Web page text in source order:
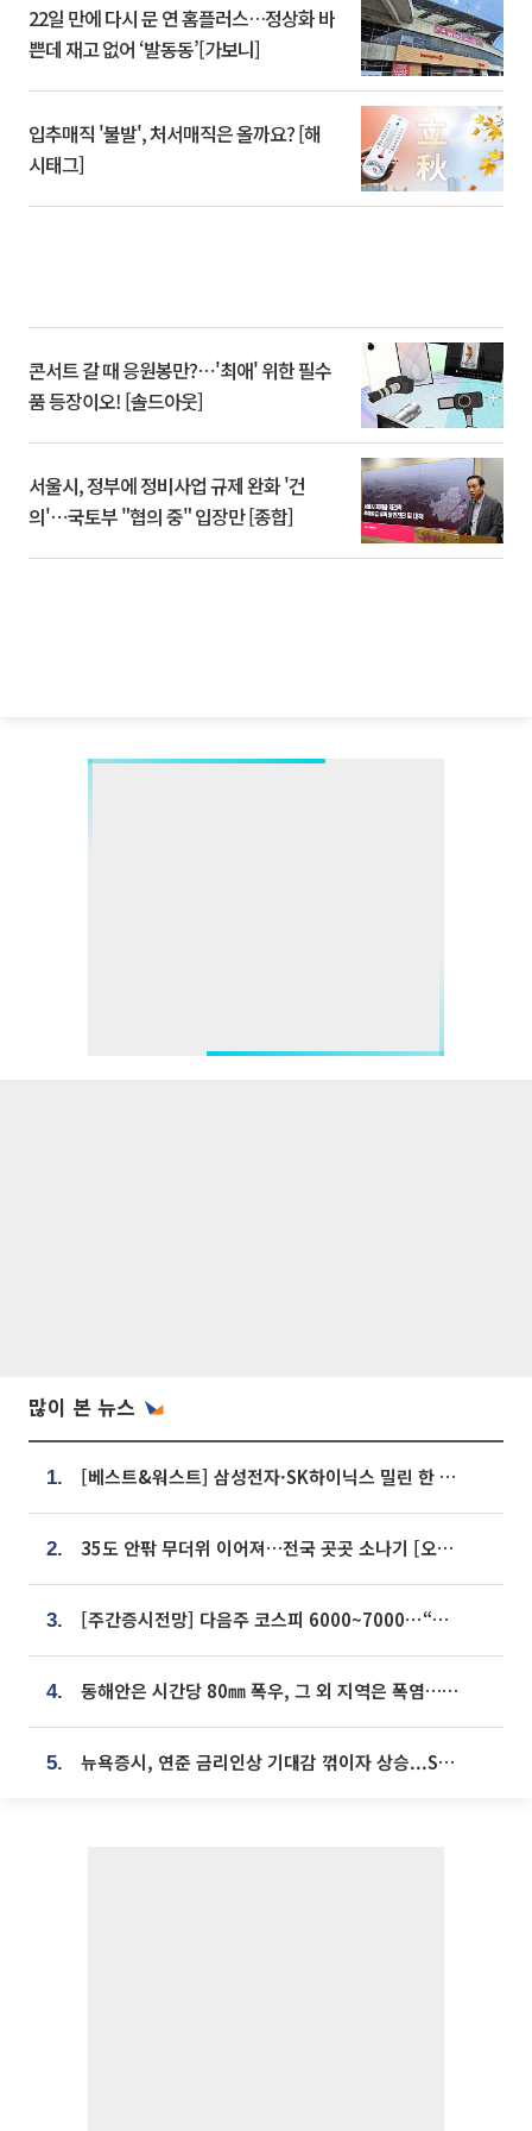
22일 만에 다시 문 연 홈플러스…정상화 바
쁜데 재고 없어 ‘발동동’[가보니]
입추매직 '불발', 처서매직은 올까요? [해
시태그]
콘서트 갈 때 응원봉만?⋯'최애' 위한 필수
품 등장이오! [솔드아웃]
서울시, 정부에 정비사업 규제 완화 '건
의'⋯국토부 "협의 중" 입장만 [종합]
많이 본 뉴스
1. [베스트&워스트] 삼성전자·SK하이닉스 밀린 한 주…상상인증권은 85% 급등
2. 35도 안팎 무더위 이어져…전국 곳곳 소나기 [오늘 날씨]
3. [주간증시전망] 다음주 코스피 6000~7000⋯“外人 수급은 정책이 변수”
4. 동해안은 시간당 80㎜ 폭우, 그 외 지역은 폭염…‘극과 극 날씨’
5. 뉴욕증시, 연준 금리인상 기대감 꺾이자 상승...S&P500 사상 최고치 [종합]